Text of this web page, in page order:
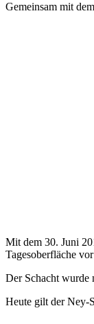
Gemeinsam mit
Mit dem 30. Juni
Tagesoberfläche
Der Schacht wurde
Heute gilt der Ney-